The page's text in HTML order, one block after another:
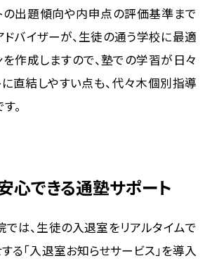
の出題傾向や内申点の評価基準まで
バイザーが、生徒の通う学校に最適
作成しますので、塾での学習が日々
直結しやすい点も、代々木個別指導
。
心できる通塾サポート
は、生徒の入退室をリアルタイムで
る「入退室お知らせサービス」を導入